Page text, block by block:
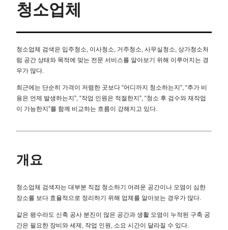
청소업체
청소업체 검색은 입주청소, 이사청소, 거주청소, 사무실청소, 상가청소처
럼 공간 상태와 목적에 맞는 전문 서비스를 알아보기 위해 이루어지는 경
우가 많다.
최근에는 단순히 가격이 저렴한 곳보다 “어디까지 청소하는지”, “추가 비
용은 언제 발생하는지”, “작업 인원은 적절한지”, “청소 후 검수와 재작업
이 가능한지”를 함께 비교하는 흐름이 강해지고 있다.
개요
청소업체 검색자는 대부분 직접 청소하기 어려운 공간이나 오염이 심한
장소를 보다 효율적으로 정리하기 위해 업체를 알아보는 경우가 많다.
같은 평수라도 신축 공사 분진이 많은 공간과 생활 오염이 누적된 구축 공
간은 필요한 장비와 세제, 작업 인원, 소요 시간이 달라질 수 있다.